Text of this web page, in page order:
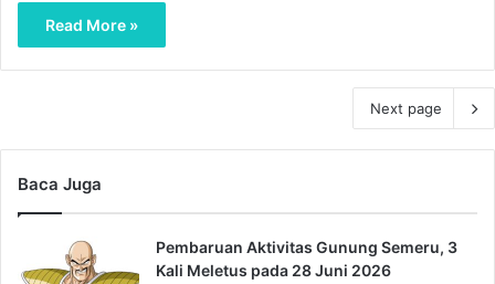
Read More »
Next page
Baca Juga
Pembaruan Aktivitas Gunung Semeru, 3
Kali Meletus pada 28 Juni 2026